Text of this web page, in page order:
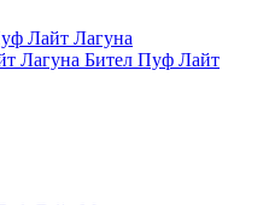
Бител Пуф Лайт